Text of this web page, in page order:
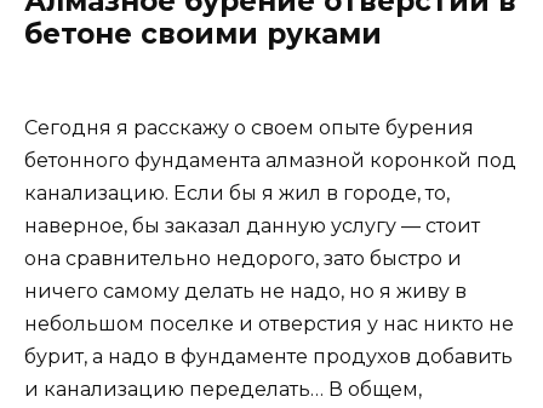
бетоне своими руками
Сегодня я расскажу о своем опыте бурения
бетонного фундамента алмазной коронкой под
канализацию. Если бы я жил в городе, то,
наверное, бы заказал данную услугу — стоит
она сравнительно недорого, зато быстро и
ничего самому делать не надо, но я живу в
небольшом поселке и отверстия у нас никто не
бурит, а надо в фундаменте продухов добавить
и канализацию переделать… В общем,